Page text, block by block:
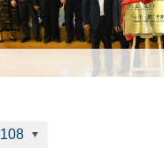
108